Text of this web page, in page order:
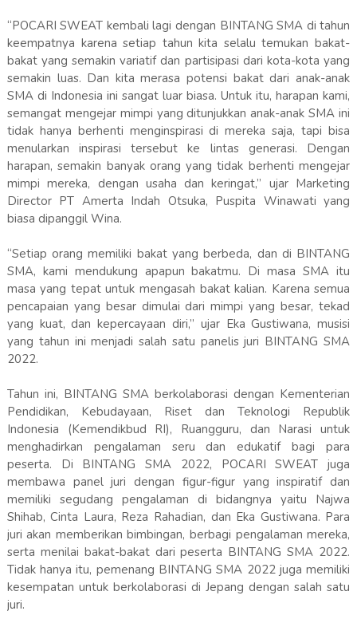
“POCARI SWEAT kembali lagi dengan BINTANG SMA di tahun
keempatnya karena setiap tahun kita selalu temukan bakat-
bakat yang semakin variatif dan partisipasi dari kota-kota yang
semakin luas. Dan kita merasa potensi bakat dari anak-anak
SMA di Indonesia ini sangat luar biasa. Untuk itu, harapan kami,
semangat mengejar mimpi yang ditunjukkan anak-anak SMA ini
tidak hanya berhenti menginspirasi di mereka saja, tapi bisa
menularkan inspirasi tersebut ke lintas generasi. Dengan
harapan, semakin banyak orang yang tidak berhenti mengejar
mimpi mereka, dengan usaha dan keringat,” ujar Marketing
Director PT Amerta Indah Otsuka, Puspita Winawati yang
biasa dipanggil Wina.
“Setiap orang memiliki bakat yang berbeda, dan di BINTANG
SMA, kami mendukung apapun bakatmu. Di masa SMA itu
masa yang tepat untuk mengasah bakat kalian. Karena semua
pencapaian yang besar dimulai dari mimpi yang besar, tekad
yang kuat, dan kepercayaan diri,” ujar Eka Gustiwana, musisi
yang tahun ini menjadi salah satu panelis juri BINTANG SMA
2022.
Tahun ini, BINTANG SMA berkolaborasi dengan Kementerian
Pendidikan, Kebudayaan, Riset dan Teknologi Republik
Indonesia (Kemendikbud RI), Ruangguru, dan Narasi untuk
menghadirkan pengalaman seru dan edukatif bagi para
peserta. Di BINTANG SMA 2022, POCARI SWEAT juga
membawa panel juri dengan figur-figur yang inspiratif dan
memiliki segudang pengalaman di bidangnya yaitu Najwa
Shihab, Cinta Laura, Reza Rahadian, dan Eka Gustiwana. Para
juri akan memberikan bimbingan, berbagi pengalaman mereka,
serta menilai bakat-bakat dari peserta BINTANG SMA 2022.
Tidak hanya itu, pemenang BINTANG SMA 2022 juga memiliki
kesempatan untuk berkolaborasi di Jepang dengan salah satu
juri.